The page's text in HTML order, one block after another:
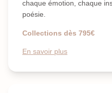
chaque émotion, chaque
poésie.
Collections dès 795€
En savoir plus